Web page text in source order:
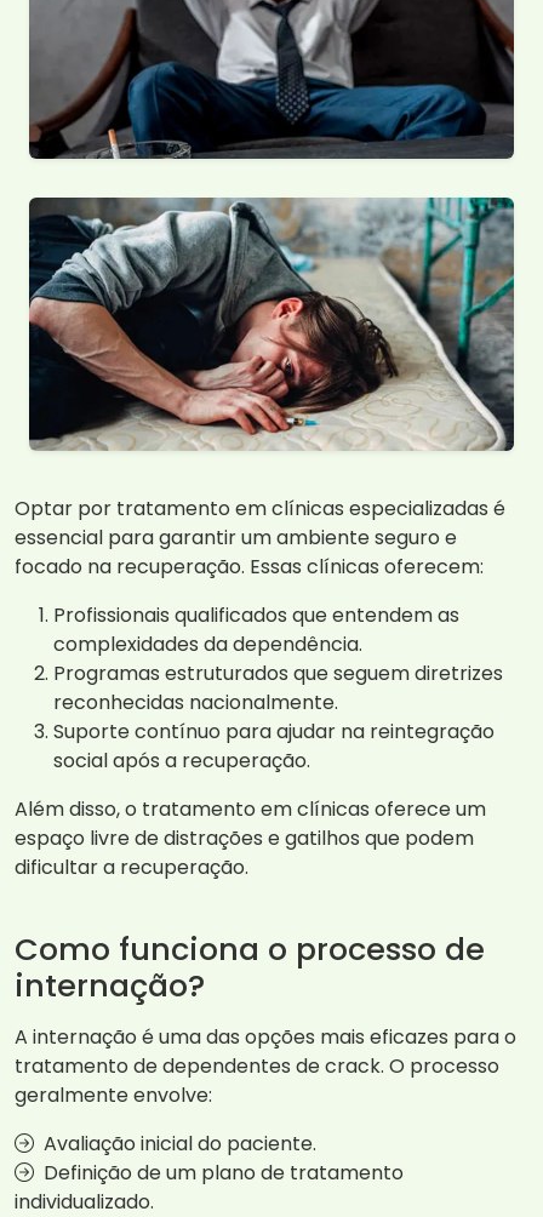
Optar por tratamento em clínicas especializadas é
essencial para garantir um ambiente seguro e
focado na recuperação. Essas clínicas oferecem:
Profissionais qualificados que entendem as
complexidades da dependência.
Programas estruturados que seguem diretrizes
reconhecidas nacionalmente.
Suporte contínuo para ajudar na reintegração
social após a recuperação.
Além disso, o tratamento em clínicas oferece um
espaço livre de distrações e gatilhos que podem
dificultar a recuperação.
Como funciona o processo de
internação?
A internação é uma das opções mais eficazes para o
tratamento de dependentes de crack. O processo
geralmente envolve:
Avaliação inicial do paciente.
Definição de um plano de tratamento
individualizado.